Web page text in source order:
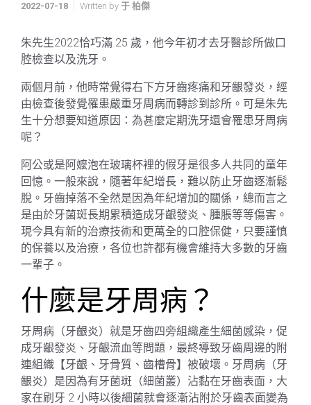
2022-07-18 Written by 于 柏傑
朱先生2022恰巧滿 25 歲，他今年初才去牙醫診所做口
腔檢查以及洗牙。
兩個月前，他時常覺得右下方牙齒疼痛和牙齦發炎，經
由檢查後發覺罹患嚴重牙周病而轉診到診所。可是朱先
生十分想要知道原因：為甚麼定期洗牙還會罹患牙周病
呢？
阿公或是阿嬤泡在玻璃杯裡的假牙是很多人共同的童年
回憶。一般來說，隨著年紀增長，難以防止牙齒逐漸鬆
脫。牙齒掉落不全然是因為年紀增加的關係，總而言之
是由於牙菌斑長期累積造成牙齦發炎、腫脹等等傷害。
現今具有新的治療技術和更萬全的口腔保健，只要謹慎
的保養以及治療，各位也許都有機會維持大多數的牙齒
一輩子。
什麼是牙周病？
牙周病（牙齦炎）就是牙齒四旁組織產生細菌感染，促
成牙齦發炎、牙齦流血等問題，最終導致牙齒周邊的附
連組織【牙齦、牙骨質、齒槽骨】被破壞。牙周病（牙
齦炎）是因為有牙菌斑（細菌叢）沾黏在牙齒表面，大
家在刷牙 2 小時以後細菌就會逐漸沾附於牙齒表面變為